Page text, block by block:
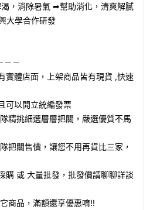
，消除暑氣 ➦幫助消化，清爽解膩
大學合作研發
－－
實體店面，上架商品皆有現貨 ,快速
可以開立統編發票
精挑細選層層把關，嚴選優質不馬
把關售價，讓您不用再貨比三家，
購 或 大量批發，批發價請聊聊詳談
商品，滿額還享優惠唷!!